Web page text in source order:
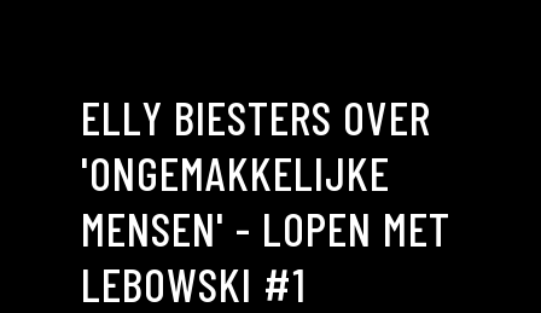
ELLY BIESTERS OVER
'ONGEMAKKELIJKE
MENSEN' - LOPEN MET
LEBOWSKI #1